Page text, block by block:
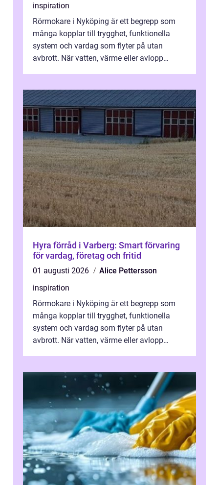
inspiration
Rörmokare i Nyköping är ett begrepp som
många kopplar till trygghet, funktionella
system och vardag som flyter på utan
avbrott. När vatten, värme eller avlopp
Hyra förråd i Varberg: Smart förvaring
för vardag, företag och fritid
01 augusti 2026
Alice Pettersson
inspiration
Rörmokare i Nyköping är ett begrepp som
många kopplar till trygghet, funktionella
system och vardag som flyter på utan
avbrott. När vatten, värme eller avlopp